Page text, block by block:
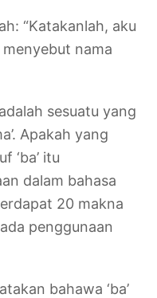
“Katakanlah, aku
nama
Apakah yang
‘ba’ itu
dalam bahasa
20 makna
penggunaan
bahawa ‘ba’